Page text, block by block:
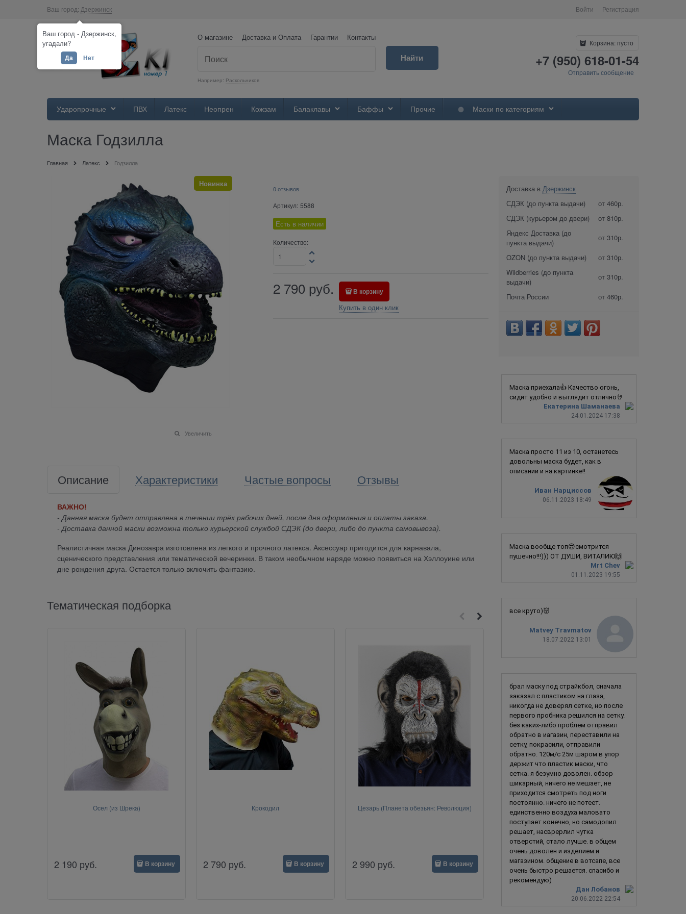
Ваш город: Дзержинск Войти Регистрация
О магазине Доставка и Оплата Гарантии Контакты
Например: Раскольников
Найти
Корзина: пусто
+7 (950) 618-01-54
Отправить сообщение
Ударопрочные ПВХ Латекс Неопрен Кожзам Балаклавы Баффы Прочие Маски по категориям
Маска Годзилла
Главная Латекс Годзилла
Новинка
Увеличить
0 отзывов
Артикул: 5588
Есть в наличии
Количество:
2 790 руб. В корзину
Купить в один клик
Описание Характеристики Частые вопросы Отзывы
ВАЖНО!
- Данная маска будет отправлена в течении трёх рабочих дней, после дня оформления и оплаты заказа.
- Доставка данной маски возможна только курьерской службой СДЭК (до двери, либо до пункта самовывоза).
Реалистичная маска Динозавра изготовлена из легкого и прочного латекса. Аксессуар пригодится для карнавала,
сценического представления или тематической вечеринки. В таком необычном наряде можно появиться на Хэллоуине или
дне рождения друга. Остается только включить фантазию.
Тематическая подборка
Осел (из Шрека)
2 190 руб. В корзину
Крокодил
2 790 руб. В корзину
Цезарь (Планета обезьян: Революция)
2 990 руб. В корзину
Свирепый Лев
3 290 руб. В корзину
Доставка в Дзержинск
СДЭК (до пункта выдачи)
от 460р.
СДЭК (курьером до двери)
от 810р.
Яндекс Доставка (до
пункта выдачи)
от 310р.
OZON (до пункта выдачи)
от 310р.
Wildberries (до пункта
выдачи)
от 310р.
Почта России от 460р.
Екатерина Шаманаева
24.01.2024 17:38
Маска приехала👍 Качество огонь,
сидит удобно и выглядит отлично🤘
Иван Нарциссов
06.11.2023 18:49
Маска просто 11 из 10, останетесь
довольны маска будет, как в
описании и на картинке!!
Mrt Chev
01.11.2023 19:55
Маска вообще топ😎смотрится
пушечно!!!))) ОТ ДУШИ, ВИТАЛИЮ🙌
Matvey Travmatov
18.07.2022 13:01
все круто)👹
Дан Лобанов
20.06.2022 22:54
брал маску под страйкбол, сначала
заказал с пластиком на глаза,
никогда не доверял сетке, но после
первого пробника решился на сетку.
без каких-либо проблем отправил
обратно в иагазин, переставили на
сетку, покрасили, отправили
обратно. 120м/с 25м шаром в упор
держит что пластик маски, что
сетка. я безумно доволен. обзор
шикарный, ничего не мешает, не
приходится смотреть под ноги
постоянно. ничего не потеет.
единственно воздуха маловато
поступает конечно, но самодопил
решает, насврерлил чутка
отверстий, стало лучше. в общем
очень доволен и изделием и
магазином. общение в вотсапе, все
очень быстро решается. спасибо и
рекомендую)
Ваш город - Дзержинск,
угадали?
Да Нет